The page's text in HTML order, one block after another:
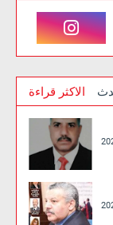
الاكثر قراءة